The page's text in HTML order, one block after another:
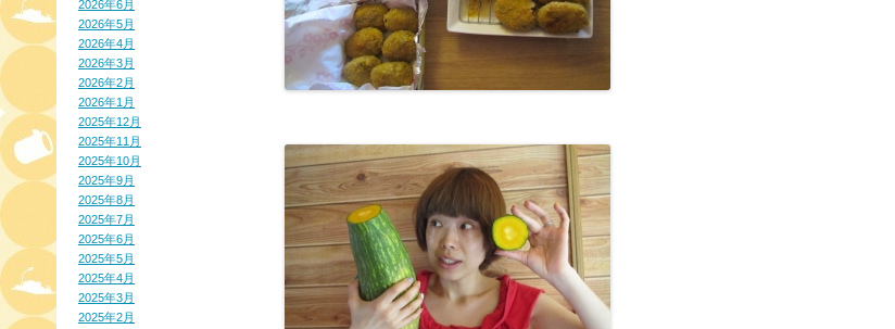
2026年6月
2026年5月
2026年4月
2026年3月
2026年2月
2026年1月
2025年12月
2025年11月
2025年10月
2025年9月
2025年8月
2025年7月
2025年6月
2025年5月
2025年4月
2025年3月
2025年2月